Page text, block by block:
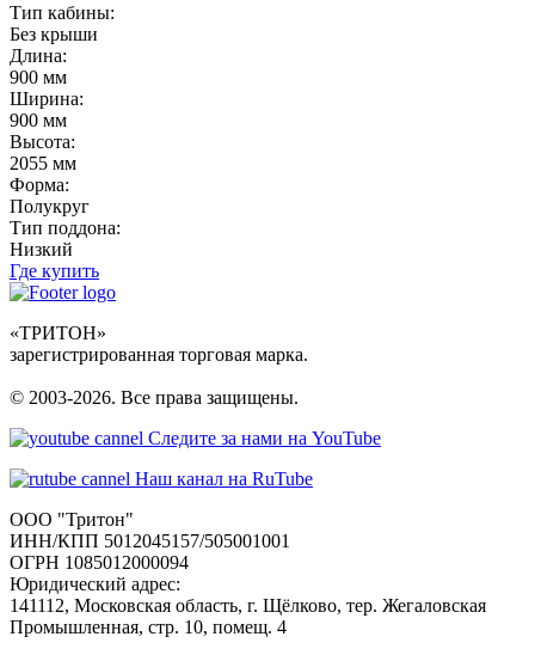
Тип кабины:
Без крыши
Длина:
900 мм
Ширина:
900 мм
Высота:
2055 мм
Форма:
Полукруг
Тип поддона:
Низкий
Где купить
«ТРИТОН»
зарегистрированная торговая марка.
© 2003-2026. Все права защищены.
Следите за нами на YouTube
Наш канал на RuTube
ООО "Тритон"
ИНН/КПП 5012045157/505001001
ОГРН 1085012000094
Юридический адрес:
141112, Московская область, г. Щёлково, тер. Жегаловская
Промышленная, стр. 10, помещ. 4